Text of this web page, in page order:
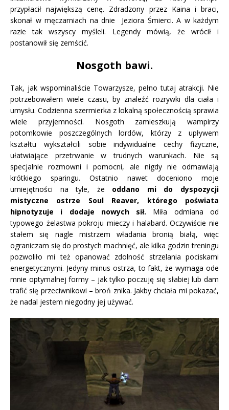
przypłacił największą cenę. Zdradzony przez Kaina i braci,
skonał w męczarniach na dnie Jeziora Śmierci. A w każdym
razie tak wszyscy myśleli. Legendy mówią, że wrócił i
postanowił się zemścić.
Nosgoth bawi.
Tak, jak wspominaliście Towarzysze, pełno tutaj atrakcji. Nie
potrzebowałem wiele czasu, by znaleźć rozrywki dla ciała i
umysłu. Codzienna szermierka z lokalną społecznością sprawia
wiele przyjemności. Nosgoth zamieszkują wampirzy
potomkowie poszczególnych lordów, którzy z upływem
kształtu wykształcili sobie indywidualne cechy fizyczne,
ułatwiające przetrwanie w trudnych warunkach. Nie są
specjalnie rozmowni i pomocni, ale nigdy nie odmawiają
krótkiego sparingu. Ostatnio nawet doceniono moje
umiejętności na tyle, że oddano mi do dyspozycji
mistyczne ostrze Soul Reaver, którego poświata
hipnotyzuje i dodaje nowych sił. Miła odmiana od
typowego żelastwa pokroju mieczy i halabard. Oczywiście nie
stałem się nagle mistrzem władania bronią białą, więc
ograniczam się do prostych machnięć, ale kilka godzin treningu
pozwoliło mi też opanować zdolność strzelania pociskami
energetycznymi. Jedyny minus ostrza, to fakt, że wymaga ode
mnie optymalnej formy – jak tylko poczuję się słabiej lub dam
trafić się przeciwnikowi – broń znika. Jakby chciała mi pokazać,
że nadal jestem niegodny jej używać.